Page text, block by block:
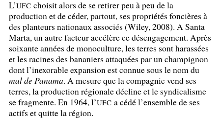
L’UFC choisit alors de se retirer peu à peu de la
production et de céder, partout, ses propriétés foncières à
des planteurs nationaux associés (Wiley, 2008). A Santa
Marta, un autre facteur accélère ce désengagement. Après
soixante années de monoculture, les terres sont harassées
et les racines des bananiers attaquées par un champignon
dont l’inexorable expansion est connue sous le nom du
mal de Panama. A mesure que la compagnie vend ses
terres, la production régionale décline et le syndicalisme
se fragmente. En 1964, l’UFC a cédé l’ensemble de ses
actifs et quitte la région.